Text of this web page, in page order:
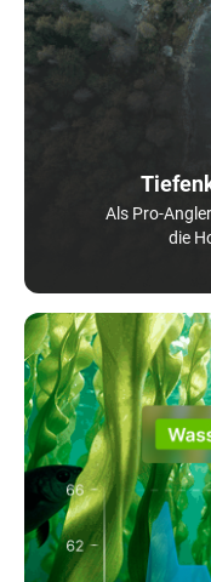
Als Pro-
die